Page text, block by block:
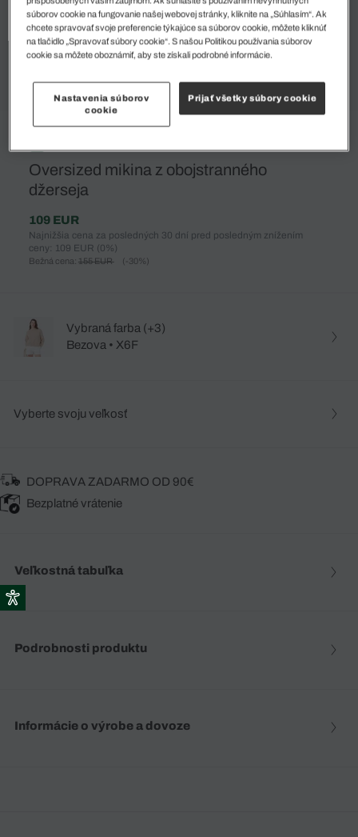
Oversized mikina z obojstranného
džerseja
109 EUR
Najnižšia cena za posledných 30 dní pred posledným znížením
ceny: 109 EUR (0%)
Bežná cena: 155 EUR (-30%)
Vybraná farba (+3)
Bezova • X6F
Vyberte svoju veľkosť
DOPRAVA ZADARMO OD 90€
Bezplatné vrátenie
Veľkostná tabuľka
Podrobnosti produktu
Informácie o výrobe a dovoze
súborov cookie na fungovanie našej webovej stránky, kliknite na „Súhlasím“. Ak
chcete spravovať svoje preferencie týkajúce sa súborov cookie, môžete kliknúť
na tlačidlo „Spravovať súbory cookie“. S našou Politikou používania súborov
cookie sa môžete oboznámiť, aby ste získali podrobné informácie.
Nastavenia súborov
cookie
Prijať všetky súbory cookie